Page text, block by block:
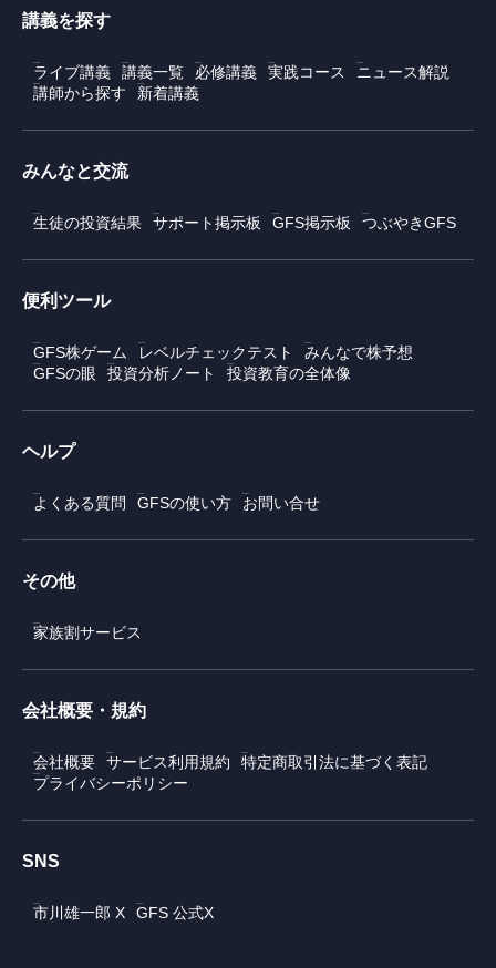
講義を探す
ライブ講義 講義一覧 必修講義 実践コース
ニュース解説
講師から探す
新着講義
みんなと交流
生徒の投資結果 サポート掲示板 GFS掲示板 つぶやきGFS
便利ツール
GFS株ゲーム レベルチェックテスト
みんなで株予想
GFSの眼
投資分析ノート 投資教育の全体像
ヘルプ
よくある質問 GFSの使い方 お問い合せ
その他
家族割サービス
会社概要・規約
会社概要 サービス利用規約
特定商取引法に基づく表記
プライバシーポリシー
SNS
市川雄一郎 X GFS 公式X